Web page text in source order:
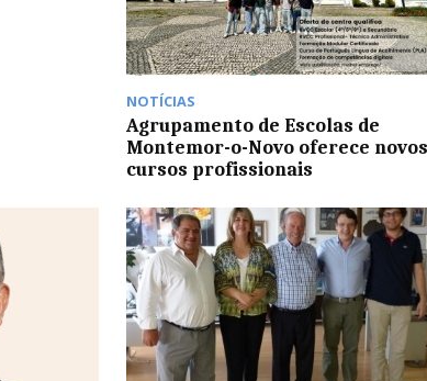
NOTÍCIAS
Agrupamento de Escolas de
Montemor-o-Novo oferece novos
cursos profissionais